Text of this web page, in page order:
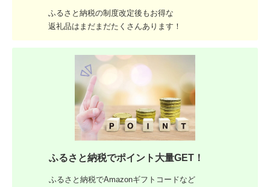
ふるさと納税の制度改定後もお得な
返礼品はまだまだたくさんあります！
ふるさと納税でポイント大量GET！
ふるさと納税でAmazonギフトコードなど